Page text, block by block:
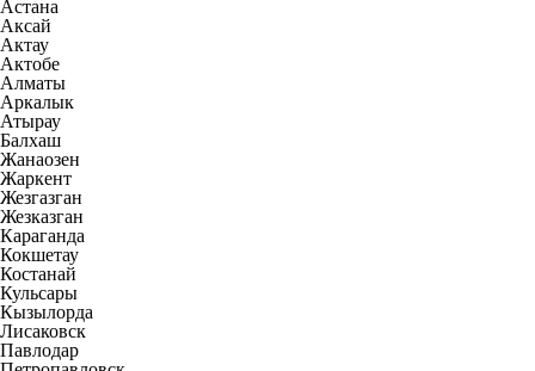
Астана
Аксай
Актау
Актобе
Алматы
Аркалык
Атырау
Балхаш
Жанаозен
Жаркент
Жезгазган
Жезказган
Караганда
Кокшетау
Костанай
Кульсары
Кызылорда
Лисаковск
Павлодар